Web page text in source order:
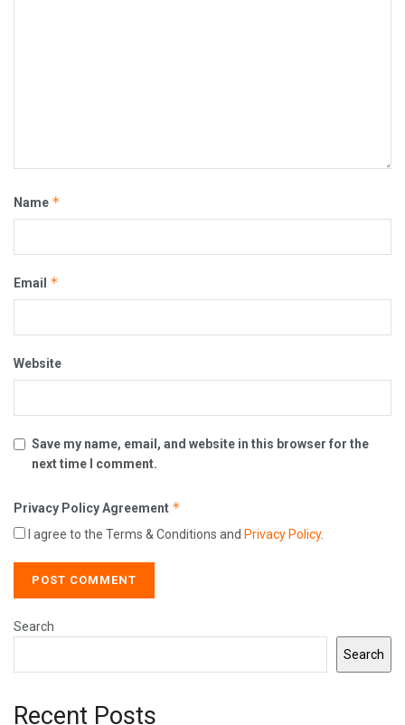
Name *
Email *
Website
Save my name, email, and website in this browser for the
next time I comment.
Privacy Policy Agreement *
I agree to the Terms & Conditions and Privacy Policy.
Search
Search
Recent Posts